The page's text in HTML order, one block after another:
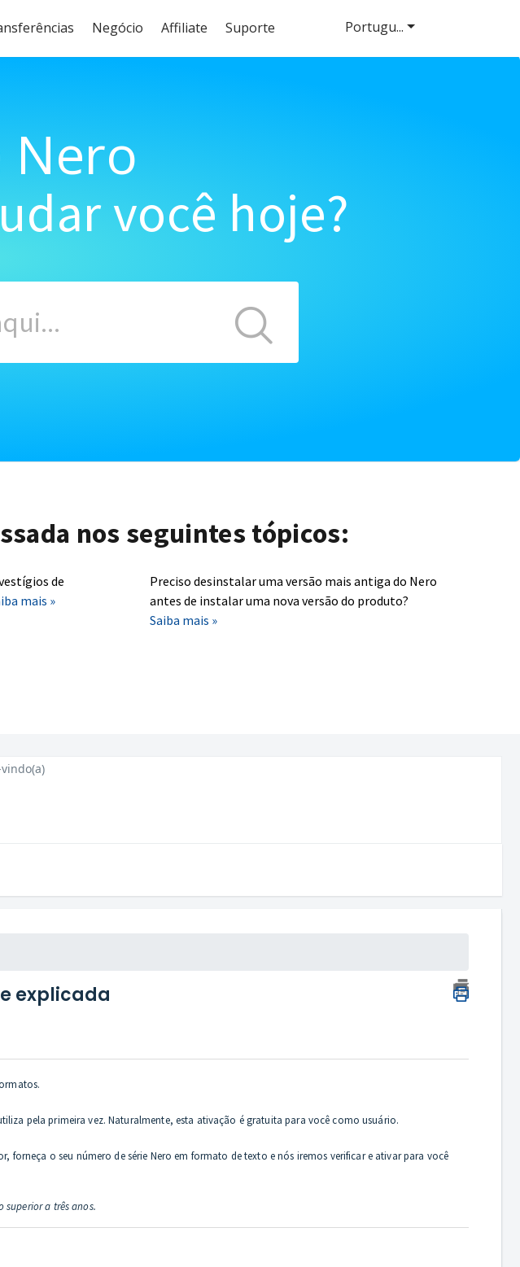
Negócio Affiliate Suporte
Nero
você hoje?
nos seguintes tópicos:
de
mais »
Preciso desinstalar uma versão mais antiga do Nero
antes de instalar uma nova versão do produto?
Saiba mais »
Portugu...
explicada
pela primeira vez. Naturalmente, esta ativação é gratuita para você como usuário.
o seu número de série Nero em formato de texto e nós iremos verificar e ativar para você
a três anos.